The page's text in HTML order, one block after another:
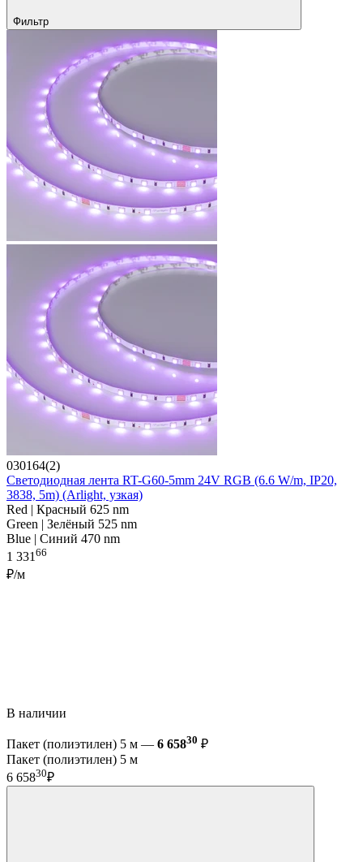
Фильтр
030164(2)
Светодиодная лента RT-G60-5mm 24V RGB (6.6 W/m, IP20,
3838, 5m) (Arlight, узкая)
Red | Красный 625 nm
Green | Зелёный 525 nm
Blue | Синий 470 nm
1 33166
₽/м
В наличии
Пакет (полиэтилен) 5 м — 6 65830 ₽
Пакет (полиэтилен) 5 м
6 65830₽